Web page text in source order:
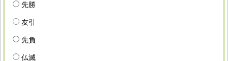
先勝
友引
先負
仏滅